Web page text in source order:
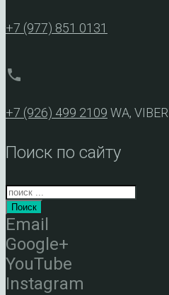
+7 (977) 851 0131
phone
+7 (926) 499 2109 WA, VIBER
Поиск по сайту
Поиск
Email
Google+
YouTube
Instagram